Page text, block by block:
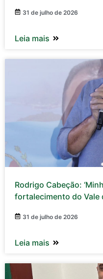
31 de julho de 2026
Leia mais
Rodrigo Cabeção:
fortalecimento do Vale
31 de julho de 2026
Leia mais